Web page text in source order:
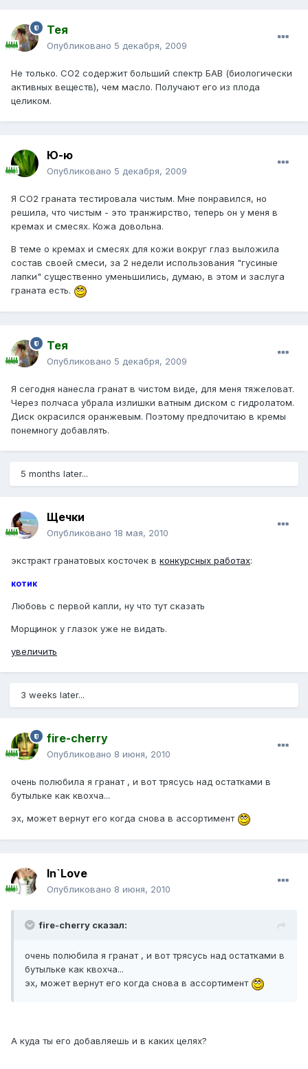
Тея
Опубликовано 5 декабря, 2009
Не только. СО2 содержит больший спектр БАВ (биологически
активных веществ), чем масло. Получают его из плода
целиком.
Ю-ю
Опубликовано 5 декабря, 2009
Я СО2 граната тестировала чистым. Мне понравился, но
решила, что чистым - это транжирство, теперь он у меня в
кремах и смесях. Кожа довольна.
В теме о кремах и смесях для кожи вокруг глаз выложила
состав своей смеси, за 2 недели использования "гусиные
лапки" существенно уменьшились, думаю, в этом и заслуга
граната есть.
Тея
Опубликовано 5 декабря, 2009
Я сегодня нанесла гранат в чистом виде, для меня тяжеловат.
Через полчаса убрала излишки ватным диском с гидролатом.
Диск окрасился оранжевым. Поэтому предпочитаю в кремы
понемногу добавлять.
5 months later...
Щечки
Опубликовано 18 мая, 2010
экстракт гранатовых косточек в конкурсных работах:
котик
Любовь с первой капли, ну что тут сказать
Морщинок у глазок уже не видать.
увеличить
3 weeks later...
fire-cherry
Опубликовано 8 июня, 2010
очень полюбила я гранат , и вот трясусь над остатками в
бутыльке как квохча...
эх, может вернут его когда снова в ассортимент
In`Love
Опубликовано 8 июня, 2010
fire-cherry сказал:
очень полюбила я гранат , и вот трясусь над остатками в
бутыльке как квохча...
эх, может вернут его когда снова в ассортимент
А куда ты его добавляешь и в каких целях?